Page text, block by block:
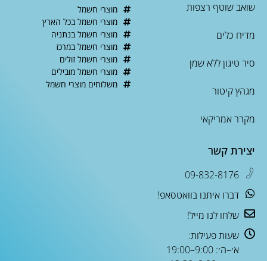
שואב שוטף רצפות
מדיח כלים
סיר טיגון ללא שמן
מגהץ קיטור
מקרר אמריקאי
מוצרי חשמל
מוצרי חשמל בכל הארץ
מוצרי חשמל בנתניה
מוצרי חשמל במרכז
מוצרי חשמל זולים
מוצרי חשמל מובילים
משלוחים מוצרי חשמל
יצירת קשר
09-832-8176
דברו איתנו בוואטסאפ!
שלחו לנו מייל!
שעות פעילות:
א׳–ה׳: 9:00–19:00